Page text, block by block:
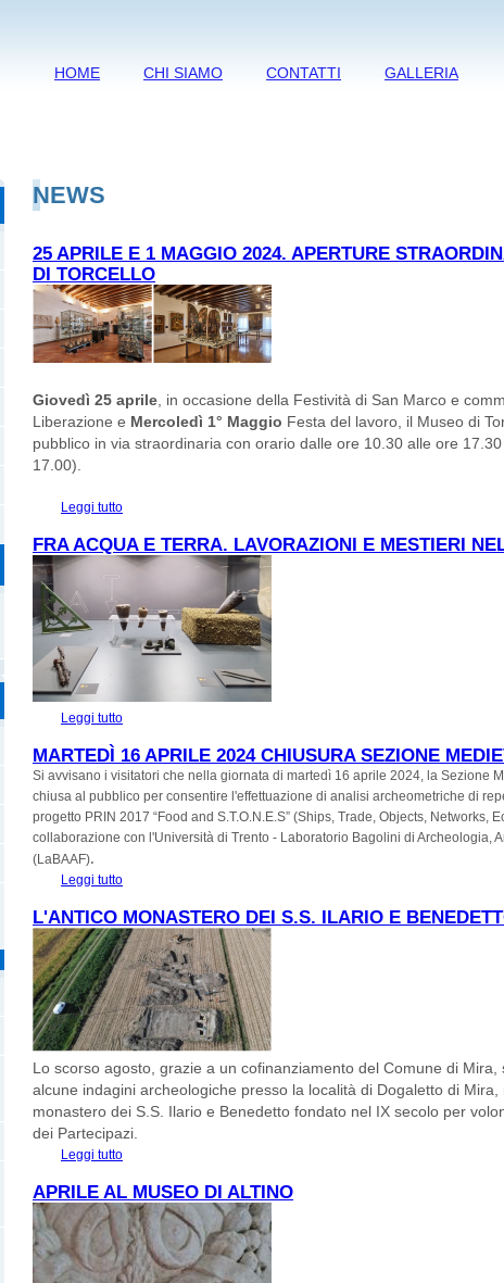
HOME CHI SIAMO CONTATTI GALLERIA
NEWS
25 APRILE E 1 MAGGIO 2024. APERTURE
DI TORCELLO
Giovedì 25 aprile , in occasione della Festività di San Marco e
Liberazione e Mercoledì 1° Maggio Festa del lavoro, il Museo di
pubblico in via straordinaria con orario dalle ore 10.30 alle ore
17.00).
Leggi tutto
FRA ACQUA E TERRA. LAVORAZIONI E MESTIERI
Leggi tutto
MARTEDÌ 16 APRILE 2024 CHIUSURA SEZIONE
Si avvisano i visitatori che nella giornata di martedì 16 aprile 2024, la Sezione
chiusa al pubblico per consentire l'effettuazione di analisi archeometriche di
progetto PRIN 2017 “Food and S.T.O.N.E.S” (Ships, Trade, Objects, Networks,
collaborazione con l'Università di Trento - Laboratorio Bagolini di Archeologia,
(LaBAAF).
Leggi tutto
L'ANTICO MONASTERO DEI S.S. ILARIO E
Lo scorso agosto, grazie a un cofinanziamento del Comune di Mira,
alcune indagini archeologiche presso la località di Dogaletto di Mira,
monastero dei S.S. Ilario e Benedetto fondato nel IX secolo per
dei Partecipazi.
Leggi tutto
APRILE AL MUSEO DI ALTINO